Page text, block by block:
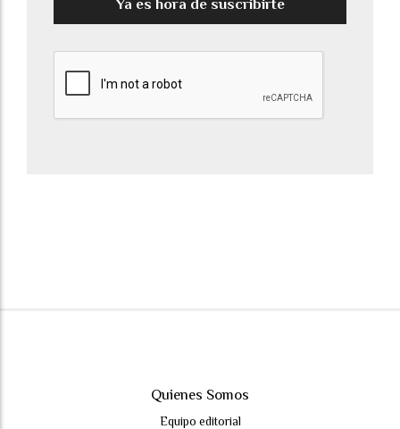
Ya es hora de suscribirte
Quienes Somos
Equipo editorial